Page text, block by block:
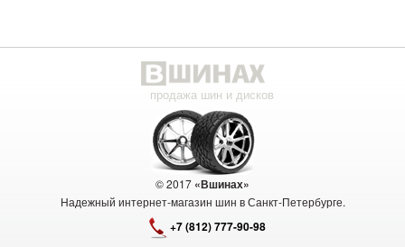
продажа шин и дисков
© 2017 «Вшинах»
Надежный интернет-магазин шин в Санкт-Петербурге.
+7 (812) 777-90-98